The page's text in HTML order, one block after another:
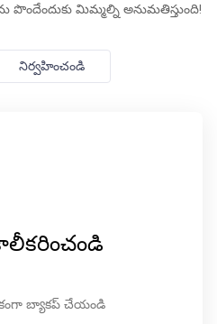
పొందేందుకు మిమ్మల్ని అనుమతిస్తుంది!
నిర్వహించండి
బ్యాకప్ చేయండి